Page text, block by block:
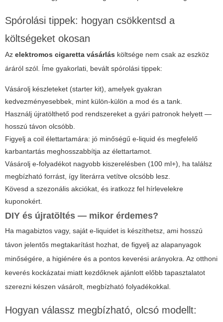
Spórolási tippek: hogyan csökkentsd a
költségeket okosan
Az elektromos cigaretta vásárlás költsége nem csak az eszköz
áráról szól. Íme gyakorlati, bevált spórolási tippek:
Vásárolj készleteket (starter kit), amelyek gyakran
kedvezményesebbek, mint külön-külön a mod és a tank.
Használj újratölthető pod rendszereket a gyári patronok helyett —
hosszú távon olcsóbb.
Figyelj a coil élettartamára: jó minőségű e-liquid és megfelelő
karbantartás meghosszabbítja az élettartamot.
Vásárolj e-folyadékot nagyobb kiszerelésben (100 ml+), ha találsz
megbízható forrást, így literárra vetítve olcsóbb lesz.
Kövesd a szezonális akciókat, és iratkozz fel hírlevelekre
kuponokért.
DIY és újratöltés — mikor érdemes?
Ha magabiztos vagy, saját e-liquidet is készíthetsz, ami hosszú
távon jelentős megtakarítást hozhat, de figyelj az alapanyagok
minőségére, a higiénére és a pontos keverési arányokra. Az otthoni
keverés kockázatai miatt kezdőknek ajánlott előbb tapasztalatot
szerezni készen vásárolt, megbízható folyadékokkal.
Hogyan válassz megbízható, olcsó modellt: